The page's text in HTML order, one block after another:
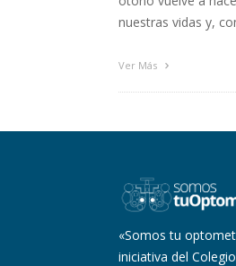
nuestras vidas y,
nos irán
Ver Más
«Somos tu
iniciativa del